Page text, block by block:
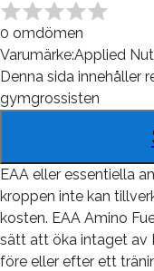
0 omdömen
Varumärke:Applied
Denna sida innehåller
gymgrossisten
EAA eller essentiella
kroppen inte kan
kosten. EAA Amino
sätt att öka intaget av
före eller efter ett